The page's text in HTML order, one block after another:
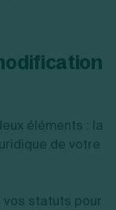
éléments : la
de votre
vos statuts pour